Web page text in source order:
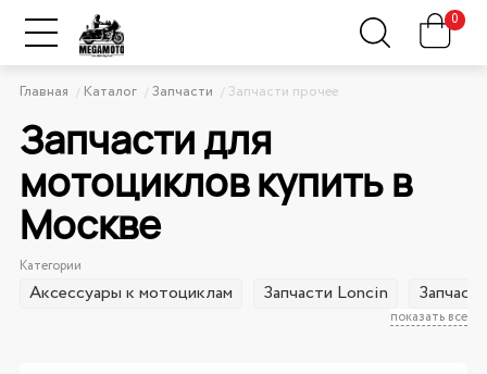
0
Главная Каталог Запчасти Запчасти прочее
Запчасти для
мотоциклов купить в
Москве
Категории
показать все
Аксессуары к мотоциклам Запчасти Loncin